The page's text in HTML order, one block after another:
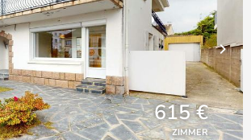
615 €
ZIMMER